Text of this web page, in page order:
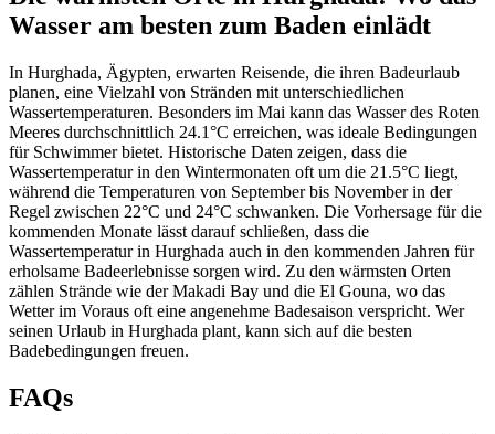
Wasser am besten zum Baden einlädt
In Hurghada, Ägypten, erwarten Reisende, die ihren Badeurlaub
planen, eine Vielzahl von Stränden mit unterschiedlichen
Wassertemperaturen. Besonders im Mai kann das Wasser des Roten
Meeres durchschnittlich 24.1°C erreichen, was ideale Bedingungen
für Schwimmer bietet. Historische Daten zeigen, dass die
Wassertemperatur in den Wintermonaten oft um die 21.5°C liegt,
während die Temperaturen von September bis November in der
Regel zwischen 22°C und 24°C schwanken. Die Vorhersage für die
kommenden Monate lässt darauf schließen, dass die
Wassertemperatur in Hurghada auch in den kommenden Jahren für
erholsame Badeerlebnisse sorgen wird. Zu den wärmsten Orten
zählen Strände wie der Makadi Bay und die El Gouna, wo das
Wetter im Voraus oft eine angenehme Badesaison verspricht. Wer
seinen Urlaub in Hurghada plant, kann sich auf die besten
Badebedingungen freuen.
FAQs